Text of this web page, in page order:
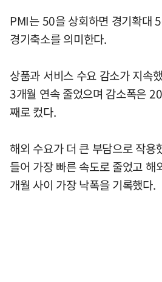
PMI는 50을 상회하면 경기확대
경기축소를 의미한다.
상품과 서비스 수요 감소가 지속
3개월 연속 줄었으며 감소폭은
째로 컸다.
해외 수요가 더 큰 부담으로 작용
들어 가장 빠른 속도로 줄었고 해
개월 사이 가장 낙폭을 기록했다.